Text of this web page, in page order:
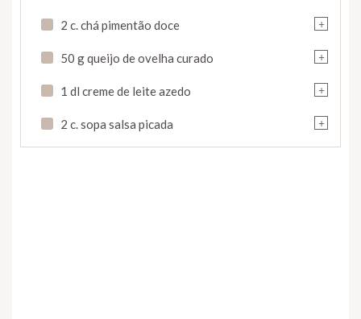
+
2 c. chá pimentão doce
+
50 g queijo de ovelha curado
+
1 dl creme de leite azedo
+
2 c. sopa salsa picada